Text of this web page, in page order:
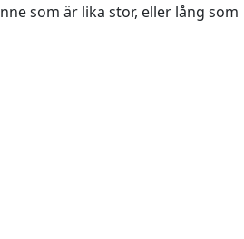
som är lika stor, eller lång som